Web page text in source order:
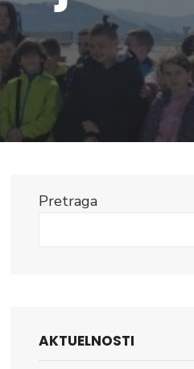
Pretraga
AKTUELNOSTI